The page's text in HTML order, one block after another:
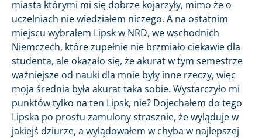
miasta którymi mi się dobrze kojarzyły, mimo że o
uczelniach nie wiedziałem niczego. A na ostatnim
miejscu wybrałem Lipsk w NRD, we wschodnich
Niemczech, które zupełnie nie brzmiało ciekawie dla
studenta, ale okazało się, że akurat w tym semestrze
ważniejsze od nauki dla mnie były inne rzeczy, więc
moja średnia była akurat taka sobie. Wystarczyło mi
punktów tylko na ten Lipsk, nie? Dojechałem do tego
Lipska po prostu zamulony strasznie, że wyląduje w
jakiejś dziurze, a wylądowałem w chyba w najlepszej